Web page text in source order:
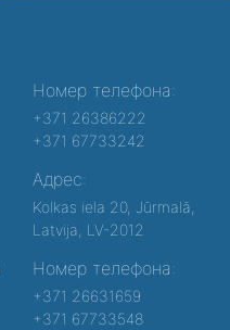
Номер телефона:
+371 26386222
+371 67733242
Адрес:
Kolkas iela 20, Jūrmalā,
Latvija, LV-2012
Номер телефона:
+371 26631659
+371 67733548